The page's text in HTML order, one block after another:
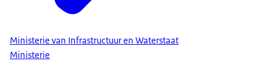
Ministerie van Infrastructuur en Waterstaat
Ministerie